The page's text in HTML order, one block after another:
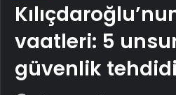
vaatleri: 5
güvenlik tehdidi